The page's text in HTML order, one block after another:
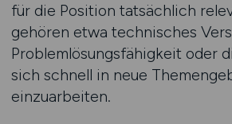
für die Position tatsächlich
gehören etwa technisches
Problemlösungsfähigkeit oder
sich schnell in neue
einzuarbeiten.